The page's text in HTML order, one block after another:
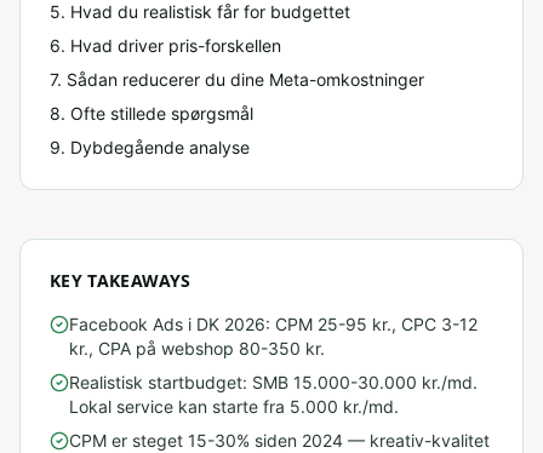
5. Hvad du realistisk får for budgettet
6. Hvad driver pris-forskellen
7. Sådan reducerer du dine Meta-omkostninger
8. Ofte stillede spørgsmål
9. Dybdegående analyse
KEY TAKEAWAYS
Facebook Ads i DK 2026: CPM 25-95 kr., CPC 3-12
kr., CPA på webshop 80-350 kr.
Realistisk startbudget: SMB 15.000-30.000 kr./md.
Lokal service kan starte fra 5.000 kr./md.
CPM er steget 15-30% siden 2024 — kreativ-kvalitet